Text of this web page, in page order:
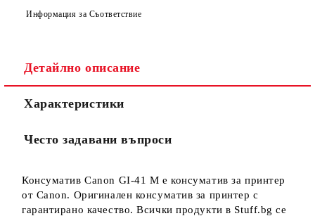
Информация за Съответствие
Детайлно описание
Характеристики
Често задавани въпроси
Консуматив Canon GI-41 M е консуматив за принтер
от Canon. Оригинален консуматив за принтер с
гарантирано качество. Всички продукти в Stuff.bg се